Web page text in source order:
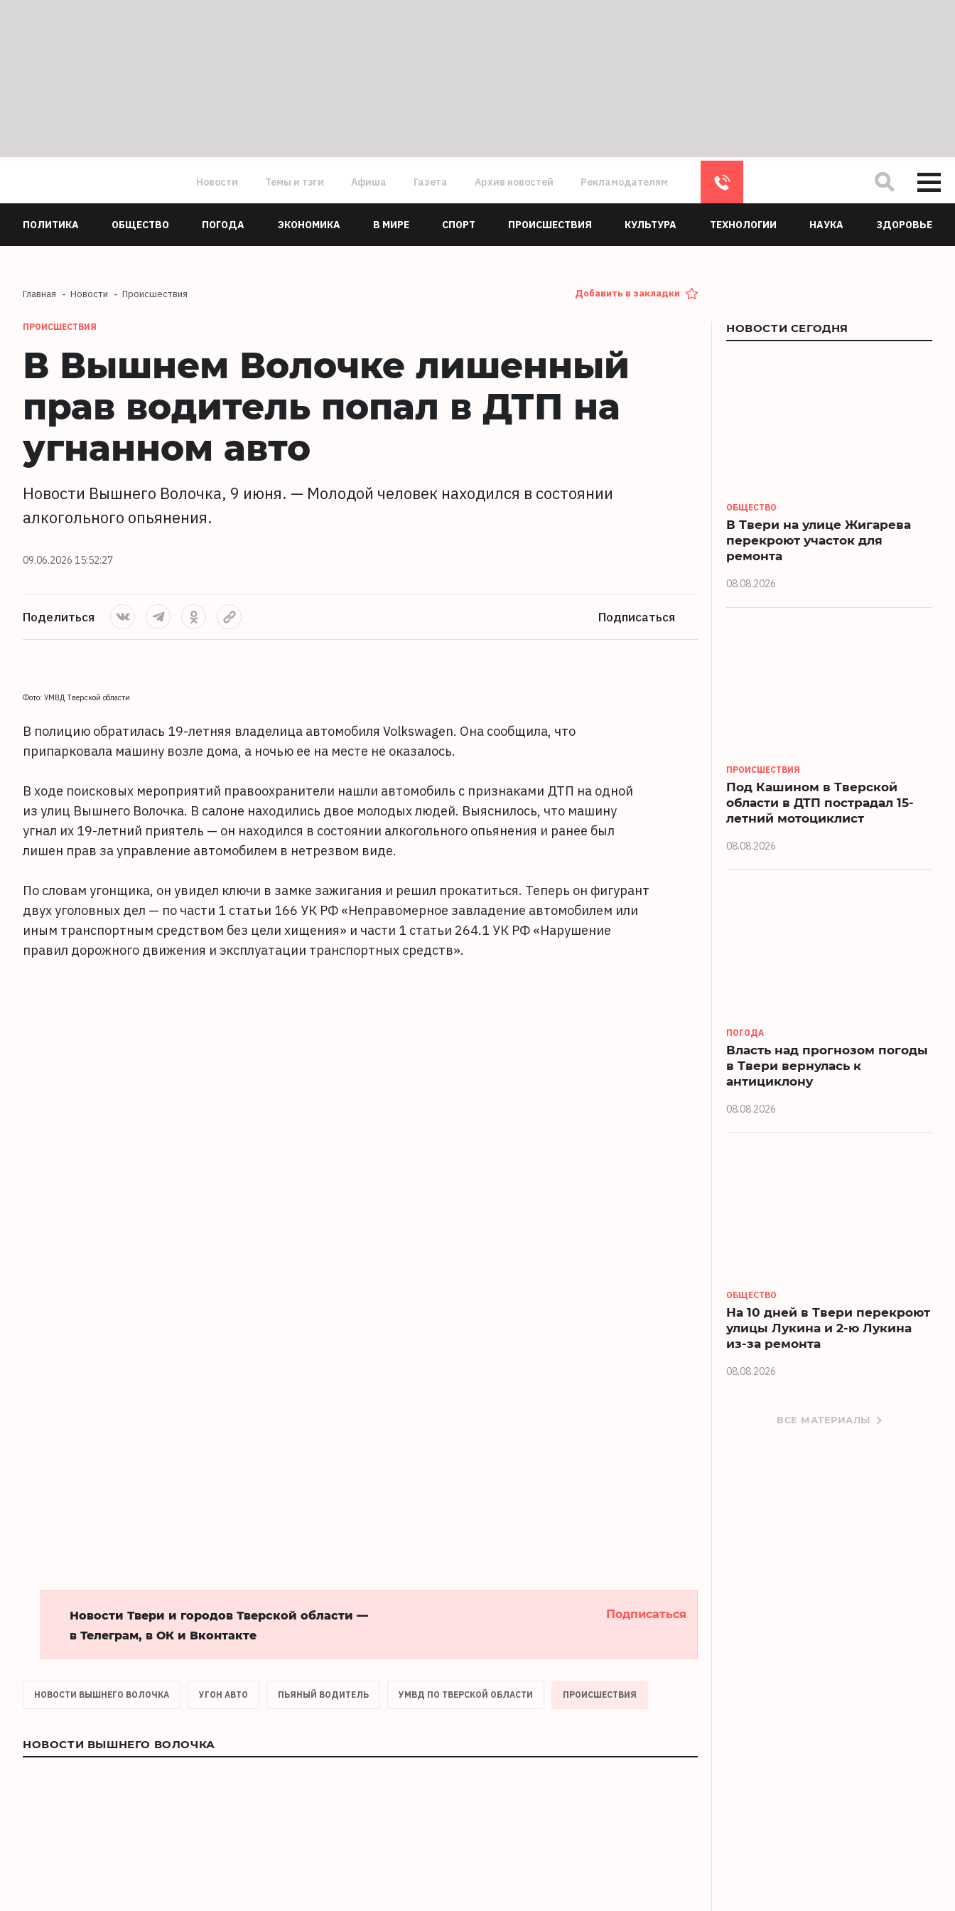
Новости Темы и тэги Афиша Газета Архив новостей Рекламодателям
ПОЛИТИКА ОБЩЕСТВО ПОГОДА ЭКОНОМИКА В МИРЕ СПОРТ ПРОИСШЕСТВИЯ КУЛЬТУРА ТЕХНОЛОГИИ НАУКА ЗДОРОВЬЕ
Главная Новости Происшествия Добавить в закладки
ПРОИСШЕСТВИЯ
В Вышнем Волочке лишенный
прав водитель попал в ДТП на
угнанном авто
Новости Вышнего Волочка, 9 июня. — Молодой человек находился в состоянии
алкогольного опьянения.
09.06.2026 15:52:27
Поделиться Подписаться
Фото: УМВД Тверской области
В полицию обратилась 19-летняя владелица автомобиля Volkswagen. Она сообщила, что
припарковала машину возле дома, а ночью ее на месте не оказалось.
В ходе поисковых мероприятий правоохранители нашли автомобиль с признаками ДТП на одной
из улиц Вышнего Волочка. В салоне находились двое молодых людей. Выяснилось, что машину
угнал их 19-летний приятель — он находился в состоянии алкогольного опьянения и ранее был
лишен прав за управление автомобилем в нетрезвом виде.
По словам угонщика, он увидел ключи в замке зажигания и решил прокатиться. Теперь он фигурант
двух уголовных дел — по части 1 статьи 166 УК РФ «Неправомерное завладение автомобилем или
иным транспортным средством без цели хищения» и части 1 статьи 264.1 УК РФ «Нарушение
правил дорожного движения и эксплуатации транспортных средств».
Новости Твери и городов Тверской области —
в Телеграм, в ОК и Вконтакте
Подписаться
НОВОСТИ ВЫШНЕГО ВОЛОЧКА УГОН АВТО ПЬЯНЫЙ ВОДИТЕЛЬ УМВД ПО ТВЕРСКОЙ ОБЛАСТИ ПРОИСШЕСТВИЯ
НОВОСТИ ВЫШНЕГО ВОЛОЧКА
НОВОСТИ СЕГОДНЯ
ОБЩЕСТВО
В Твери на улице Жигарева
перекроют участок для
ремонта
08.08.2026
ПРОИСШЕСТВИЯ
Под Кашином в Тверской
области в ДТП пострадал 15-
летний мотоциклист
08.08.2026
ПОГОДА
Власть над прогнозом погоды
в Твери вернулась к
антициклону
08.08.2026
ОБЩЕСТВО
На 10 дней в Твери перекроют
улицы Лукина и 2-ю Лукина
из-за ремонта
08.08.2026
ВСЕ МАТЕРИАЛЫ